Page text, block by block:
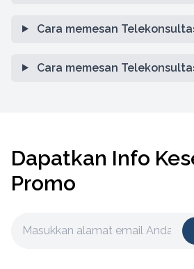
Cara memesan
Cara memesan
Dapatkan Info
Promo